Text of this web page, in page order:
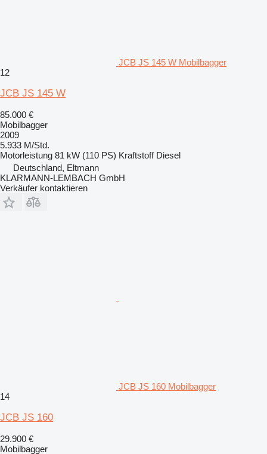
JCB JS 145 W Mobilbagger
12
JCB JS 145 W
85.000 €
Mobilbagger
2009
5.933 M/Std.
Motorleistung 81 kW (110 PS) Kraftstoff Diesel
Deutschland, Eltmann
KLARMANN-LEMBACH GmbH
Verkäufer kontaktieren
JCB JS 160 Mobilbagger
14
JCB JS 160
29.900 €
Mobilbagger